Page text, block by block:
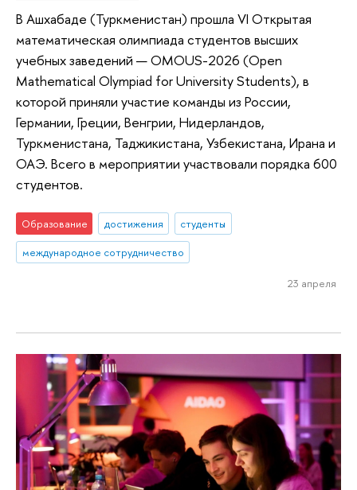
В Ашхабаде (Туркменистан) прошла VI Открытая
математическая олимпиада студентов высших
учебных заведений — OMOUS-2026 (Open
Mathematical Olympiad for University Students), в
которой приняли участие команды из России,
Германии, Греции, Венгрии, Нидерландов,
Туркменистана, Таджикистана, Узбекистана, Ирана и
ОАЭ. Всего в мероприятии участвовали порядка 600
студентов.
Образование достижения
студенты
международное сотрудничество
23 апреля